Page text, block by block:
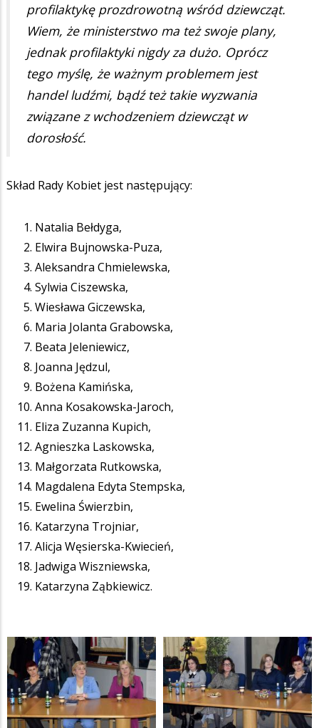
profilaktykę prozdrowotną wśród dziewcząt.
Wiem, że ministerstwo ma też swoje plany,
jednak profilaktyki nigdy za dużo. Oprócz
tego myślę, że ważnym problemem jest
handel ludźmi, bądź też takie wyzwania
związane z wchodzeniem dziewcząt w
dorosłość.
Skład Rady Kobiet jest następujący:
Natalia Bełdyga,
Elwira Bujnowska-Puza,
Aleksandra Chmielewska,
Sylwia Ciszewska,
Wiesława Giczewska,
Maria Jolanta Grabowska,
Beata Jeleniewicz,
Joanna Jędzul,
Bożena Kamińska,
Anna Kosakowska-Jaroch,
Eliza Zuzanna Kupich,
Agnieszka Laskowska,
Małgorzata Rutkowska,
Magdalena Edyta Stempska,
Ewelina Świerzbin,
Katarzyna Trojniar,
Alicja Węsierska-Kwiecień,
Jadwiga Wiszniewska,
Katarzyna Ząbkiewicz.